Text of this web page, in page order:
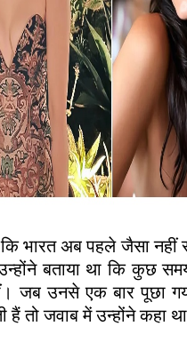
कि भारत अब पहले जैसा
बताया था कि कुछ
जब उनसे एक बार पूछा
हैं तो जवाब में उन्होंने कहा